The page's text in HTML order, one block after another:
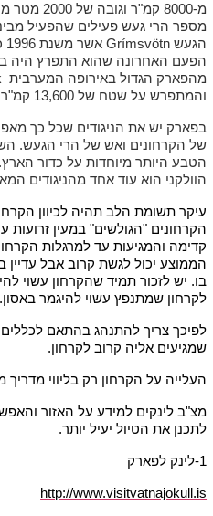
מ-8000
מספר הרי געש פעילים שהפעיל
והמתפרש על שטח של 13,600 קמ"ר. שהם 13% משטחה של איסלנד.
בפארק יש את הניגודים שכל כך
של הקרחונים ואש של הרי הגעש.
הטבע היותר מיוחדות על כדור
הוולקני הוא עוד אחד מהניגודים
עיקר תשומת הלב תהיה לכיוון
הקרחונים "הגולשים" במעין זרועות
קדימה והמגיעות עד למרגלות
הממוצע יכול לגשת קרוב אבל עדיין
בו. יש לזכור תמיד שהקרחון עשוי
לקרחון שמתנפץ עשוי להיגמר באסון.
לפיכך צריך להתנהג בהתאם
שמגיעים אליה קרוב לקרחון.
העלייה על הקרחון רק בליווי מדריך
מצ"ב לינקים למידע על האזור
לתכנן את הטיול יעיל יותר.
1-לינק לפארק
http://www.visitvatnajokull.is